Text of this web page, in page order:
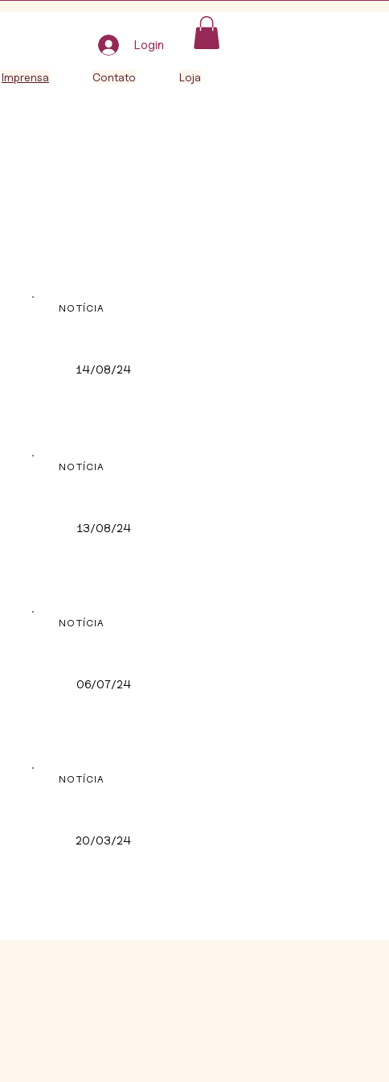
Login
Imprensa Contato Loja
NOTÍCIA
14/08/24
NOTÍCIA
13/08/24
NOTÍCIA
06/07/24
NOTÍCIA
20/03/24